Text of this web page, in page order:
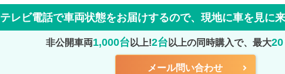
テレビ電話で車両状態をお届けするので、 現地に車を見に
非公開車両1,000台 以上!2台 以上の同時購入で、最大20
メール問い合わせ